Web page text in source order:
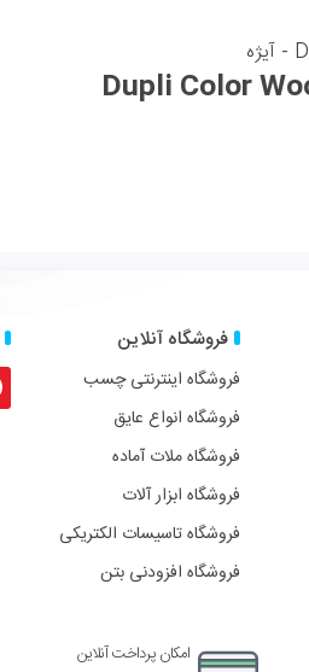
فروشگاه آنلاین
فروشگاه اینترنتی چسب
فروشگاه انواع عایق
فروشگاه ملات آماده
فروشگاه ابزار آلات
فروشگاه تاسیسات الکتریکی
فروشگاه افزودنی بتن
امکان پرداخت آنلاین